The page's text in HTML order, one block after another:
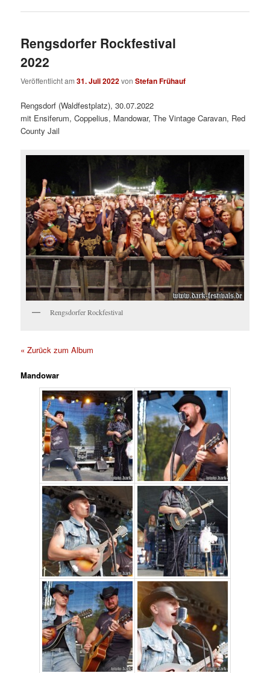
Rengsdorfer Rockfestival
2022
Veröffentlicht am31. Juli 2022vonStefan Frühauf
Rengsdorf (Waldfestplatz), 30.07.2022
mit Ensiferum, Coppelius, Mandowar, The Vintage Caravan, Red
County Jail
Rengsdorfer Rockfestival
« Zurück zum Album
Mandowar